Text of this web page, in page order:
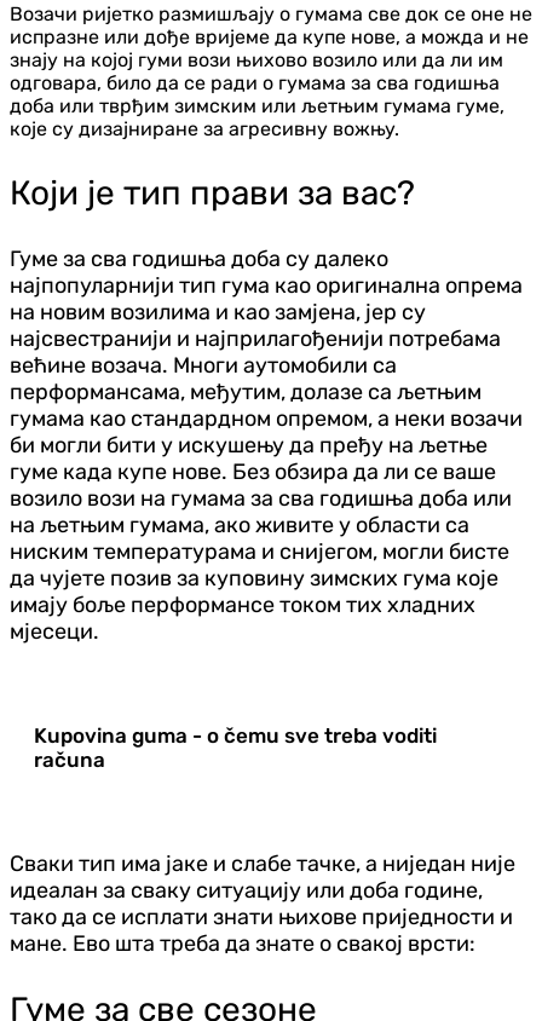
Возачи ријетко размишљају о гумама све док се оне не
испразне или дође вријеме да купе нове, а можда и не
знају на којој гуми вози њихово возило или да ли им
одговара, било да се ради о гумама за сва годишња
доба или тврђим зимским или љетњим гумама гуме,
које су дизајниране за агресивну вожњу.
Који је тип прави за вас?
Гуме за сва годишња доба су далеко
најпопуларнији тип гума као оригинална опрема
на новим возилима и као замјена, јер су
најсвестранији и најприлагођенији потребама
већине возача. Многи аутомобили са
перформансама, међутим, долазе са љетњим
гумама као стандардном опремом, а неки возачи
би могли бити у искушењу да пређу на љетње
гуме када купе нове. Без обзира да ли се ваше
возило вози на гумама за сва годишња доба или
на љетњим гумама, ако живите у области са
ниским температурама и снијегом, могли бисте
да чујете позив за куповину зимских гума које
имају боље перформансе током тих хладних
мјесеци.
Kupovina guma - o čemu sve treba voditi
računa
Сваки тип има јаке и слабе тачке, а ниједан није
идеалан за сваку ситуацију или доба године,
тако да се исплати знати њихове приједности и
мане. Ево шта треба да знате о свакој врсти:
Гуме за све сезоне